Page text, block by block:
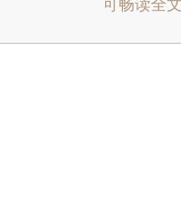
可畅读全文